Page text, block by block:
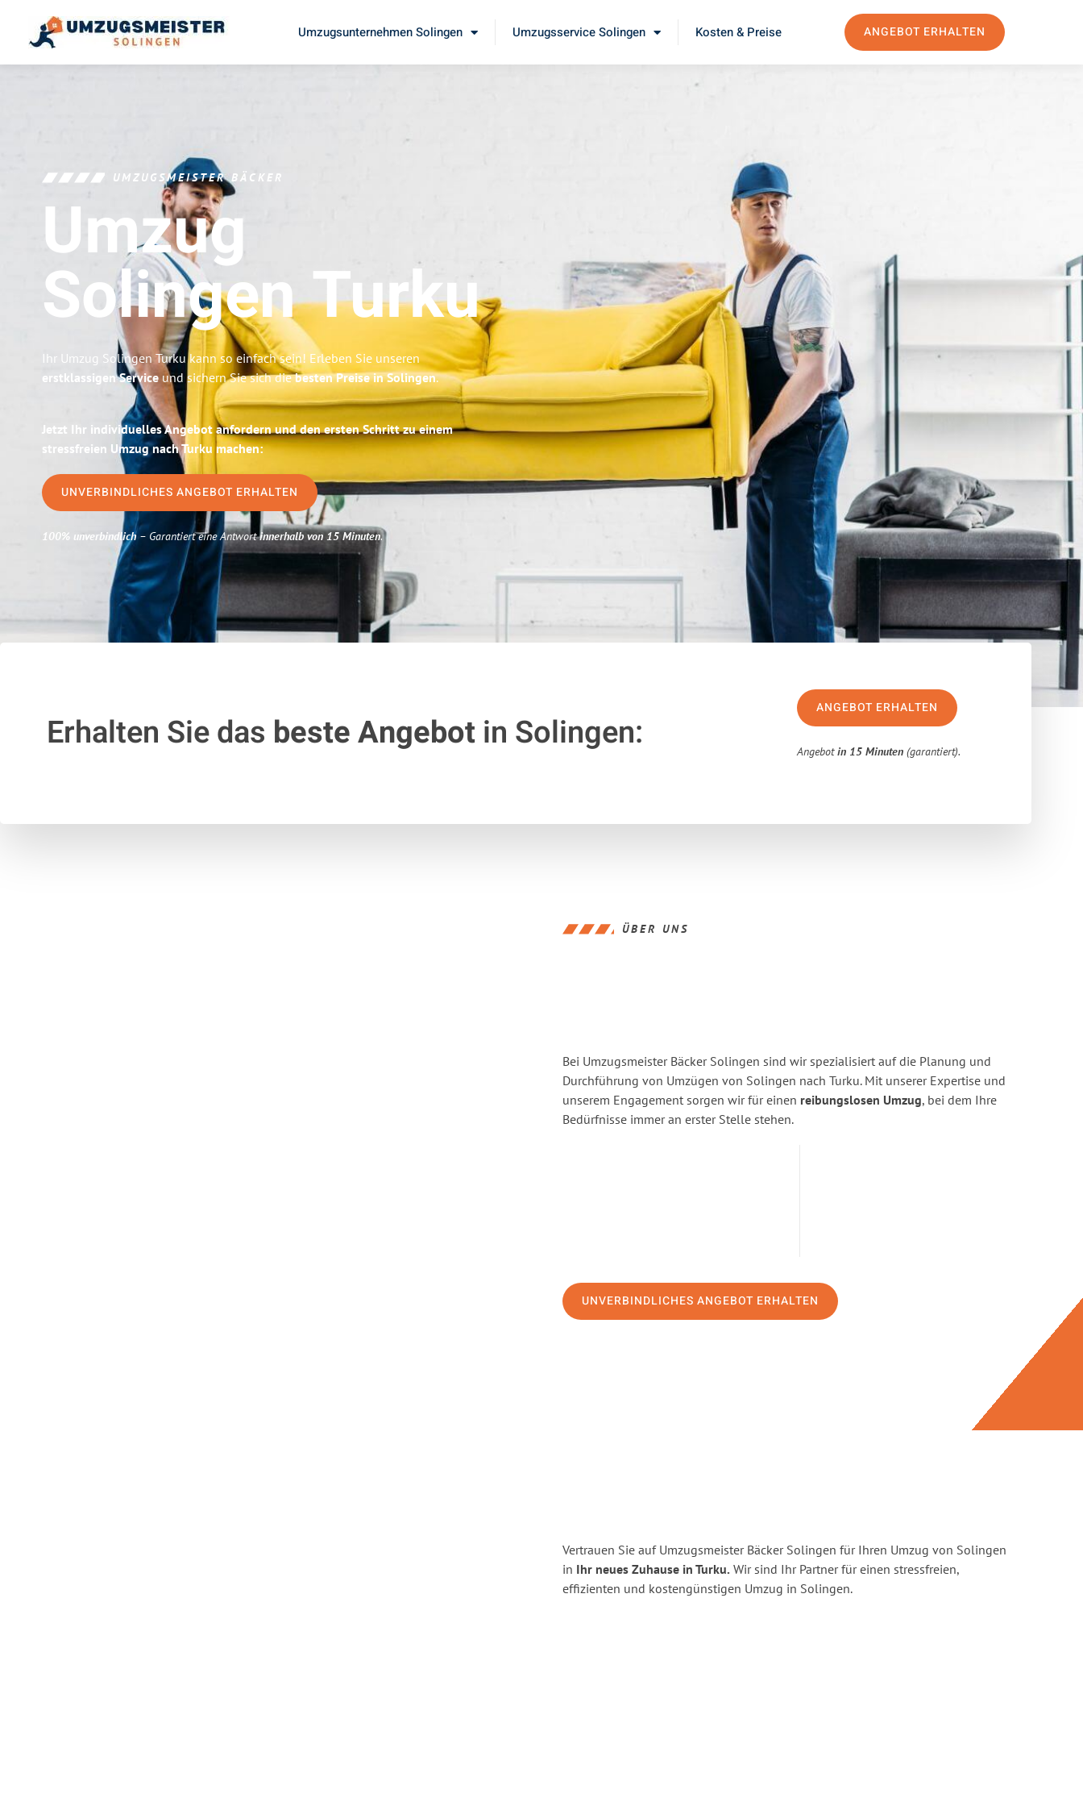
Umzugsunternehmen Solingen Umzugsservice Solingen Kosten & Preise ANGEBOT ERHALTEN
UMZUGSMEISTER BÄCKER
Umzug
SolingenTurku
Ihr Umzug Solingen Turku kann so einfach sein! Erleben Sie unseren
erstklassigen Service und sichern Sie sich diebesten Preise in Solingen.
Jetzt Ihr individuelles Angebot anfordern und den ersten Schritt zu einem
stressfreien Umzug nach Turku machen:
UNVERBINDLICHES ANGEBOT ERHALTEN
100% unverbindlich– Garantiert eine Antwortinnerhalb von 15 Minuten.
Erhalten Sie das beste Angebotin Solingen:
ANGEBOT ERHALTEN
Angebotin 15 Minuten (garantiert).
ÜBER UNS
Bei Umzugsmeister Bäcker Solingen sind wir spezialisiert auf die Planung und
Durchführung von Umzügen von Solingen nach Turku. Mit unserer Expertise und
unserem Engagement sorgen wir für einen reibungslosen Umzug, bei dem Ihre
Bedürfnisse immer an erster Stelle stehen.
UNVERBINDLICHES ANGEBOT ERHALTEN
Vertrauen Sie auf Umzugsmeister Bäcker Solingen für Ihren Umzug von Solingen
in Ihr neues Zuhause in Turku. Wir sind Ihr Partner für einen stressfreien,
effizienten und kostengünstigen Umzug in Solingen.